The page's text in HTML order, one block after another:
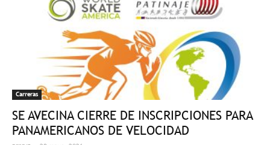
Carreras
SE AVECINA CIERRE DE INSCRIPCIONES PARA
PANAMERICANOS DE VELOCIDAD